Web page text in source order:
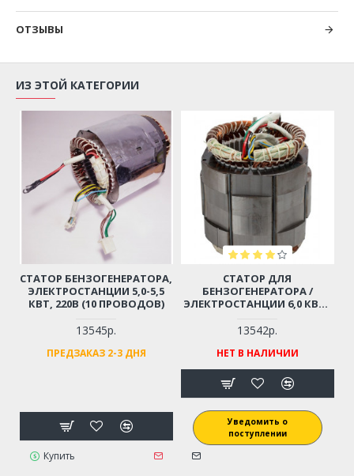
ОТЗЫВЫ
ИЗ ЭТОЙ КАТЕГОРИИ
СТАТОР БЕНЗОГЕНЕРАТОРА,
ЭЛЕКТРОСТАНЦИИ 5,0-5,5
КВТ, 220В (10 ПРОВОДОВ)
13545р.
ПРЕДЗАКАЗ 2-3 ДНЯ
Купить
СТАТОР ДЛЯ
БЕНЗОГЕНЕРАТОРА /
ЭЛЕКТРОСТАНЦИИ 6,0 КВТ -
(УНИВЕРСАЛЬНЫЙ - 10
ПРОВОДОВ)
13542р.
НЕТ В НАЛИЧИИ
Уведомить о
поступлении